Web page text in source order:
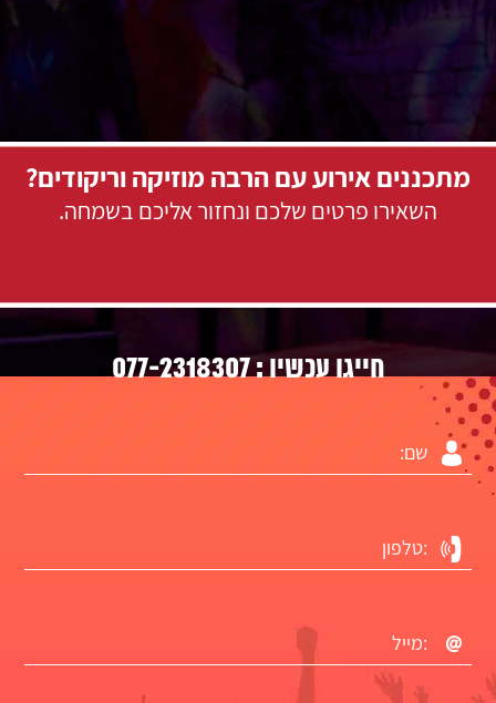
מתכננים אירוע עם הרבה מוזיקה וריקודים?
השאירו פרטים שלכם ונחזור אליכם בשמחה.
חייגו עכשיו :077-2318307